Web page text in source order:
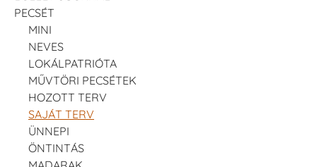
PECSÉT
MINI
NEVES
LOKÁLPATRIÓTA
MŰVTÖRI PECSÉTEK
HOZOTT TERV
SAJÁT TERV
ÜNNEPI
ÖNTINTÁS